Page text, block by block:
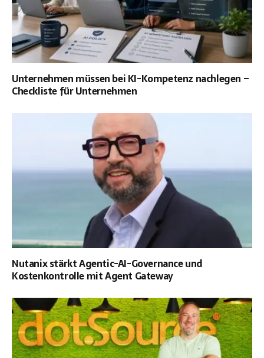
Unternehmen müssen bei KI-Kompetenz nachlegen –
Checkliste für Unternehmen
Nutanix stärkt Agentic-AI-Governance und
Kostenkontrolle mit Agent Gateway